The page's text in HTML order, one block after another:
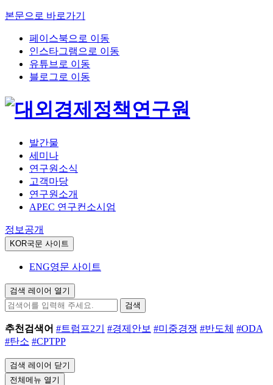
본문으로 바로가기
페이스북으로 이동
인스타그램으로 이동
유튜브로 이동
블로그로 이동
발간물
세미나
연구원소식
고객마당
연구원소개
APEC 연구컨소시엄
정보공개
KOR국문 사이트
ENG영문 사이트
검색 레이어 열기
검색
추천검색어 #트럼프2기 #경제안보 #미중경쟁 #반도체 #ODA
#탄소 #CPTPP
검색 레이어 닫기
전체메뉴 열기